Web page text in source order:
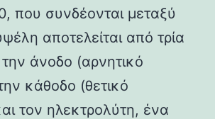
που συνδέονται μεταξύ
αποτελείται από τρία
άνοδο (αρνητικό
κάθοδο (θετικό
τον ηλεκτρολύτη, ένα